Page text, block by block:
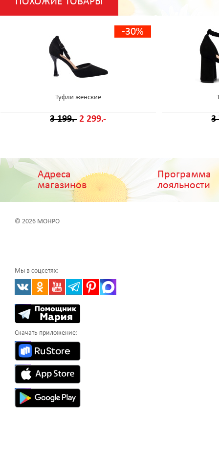
-30%
Туфли женские
3 199.- 2 299.- 3
Адреса
магазинов
Программа
лояльности
© 2026 МОНРО
Мы в соцсетях:
Скачать приложение: